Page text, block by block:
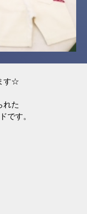
す☆
れた
です。